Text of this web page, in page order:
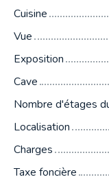
Cuisine
Vue
Exposition
Cave
Nombre d'étages
Localisation
Charges
Taxe foncière